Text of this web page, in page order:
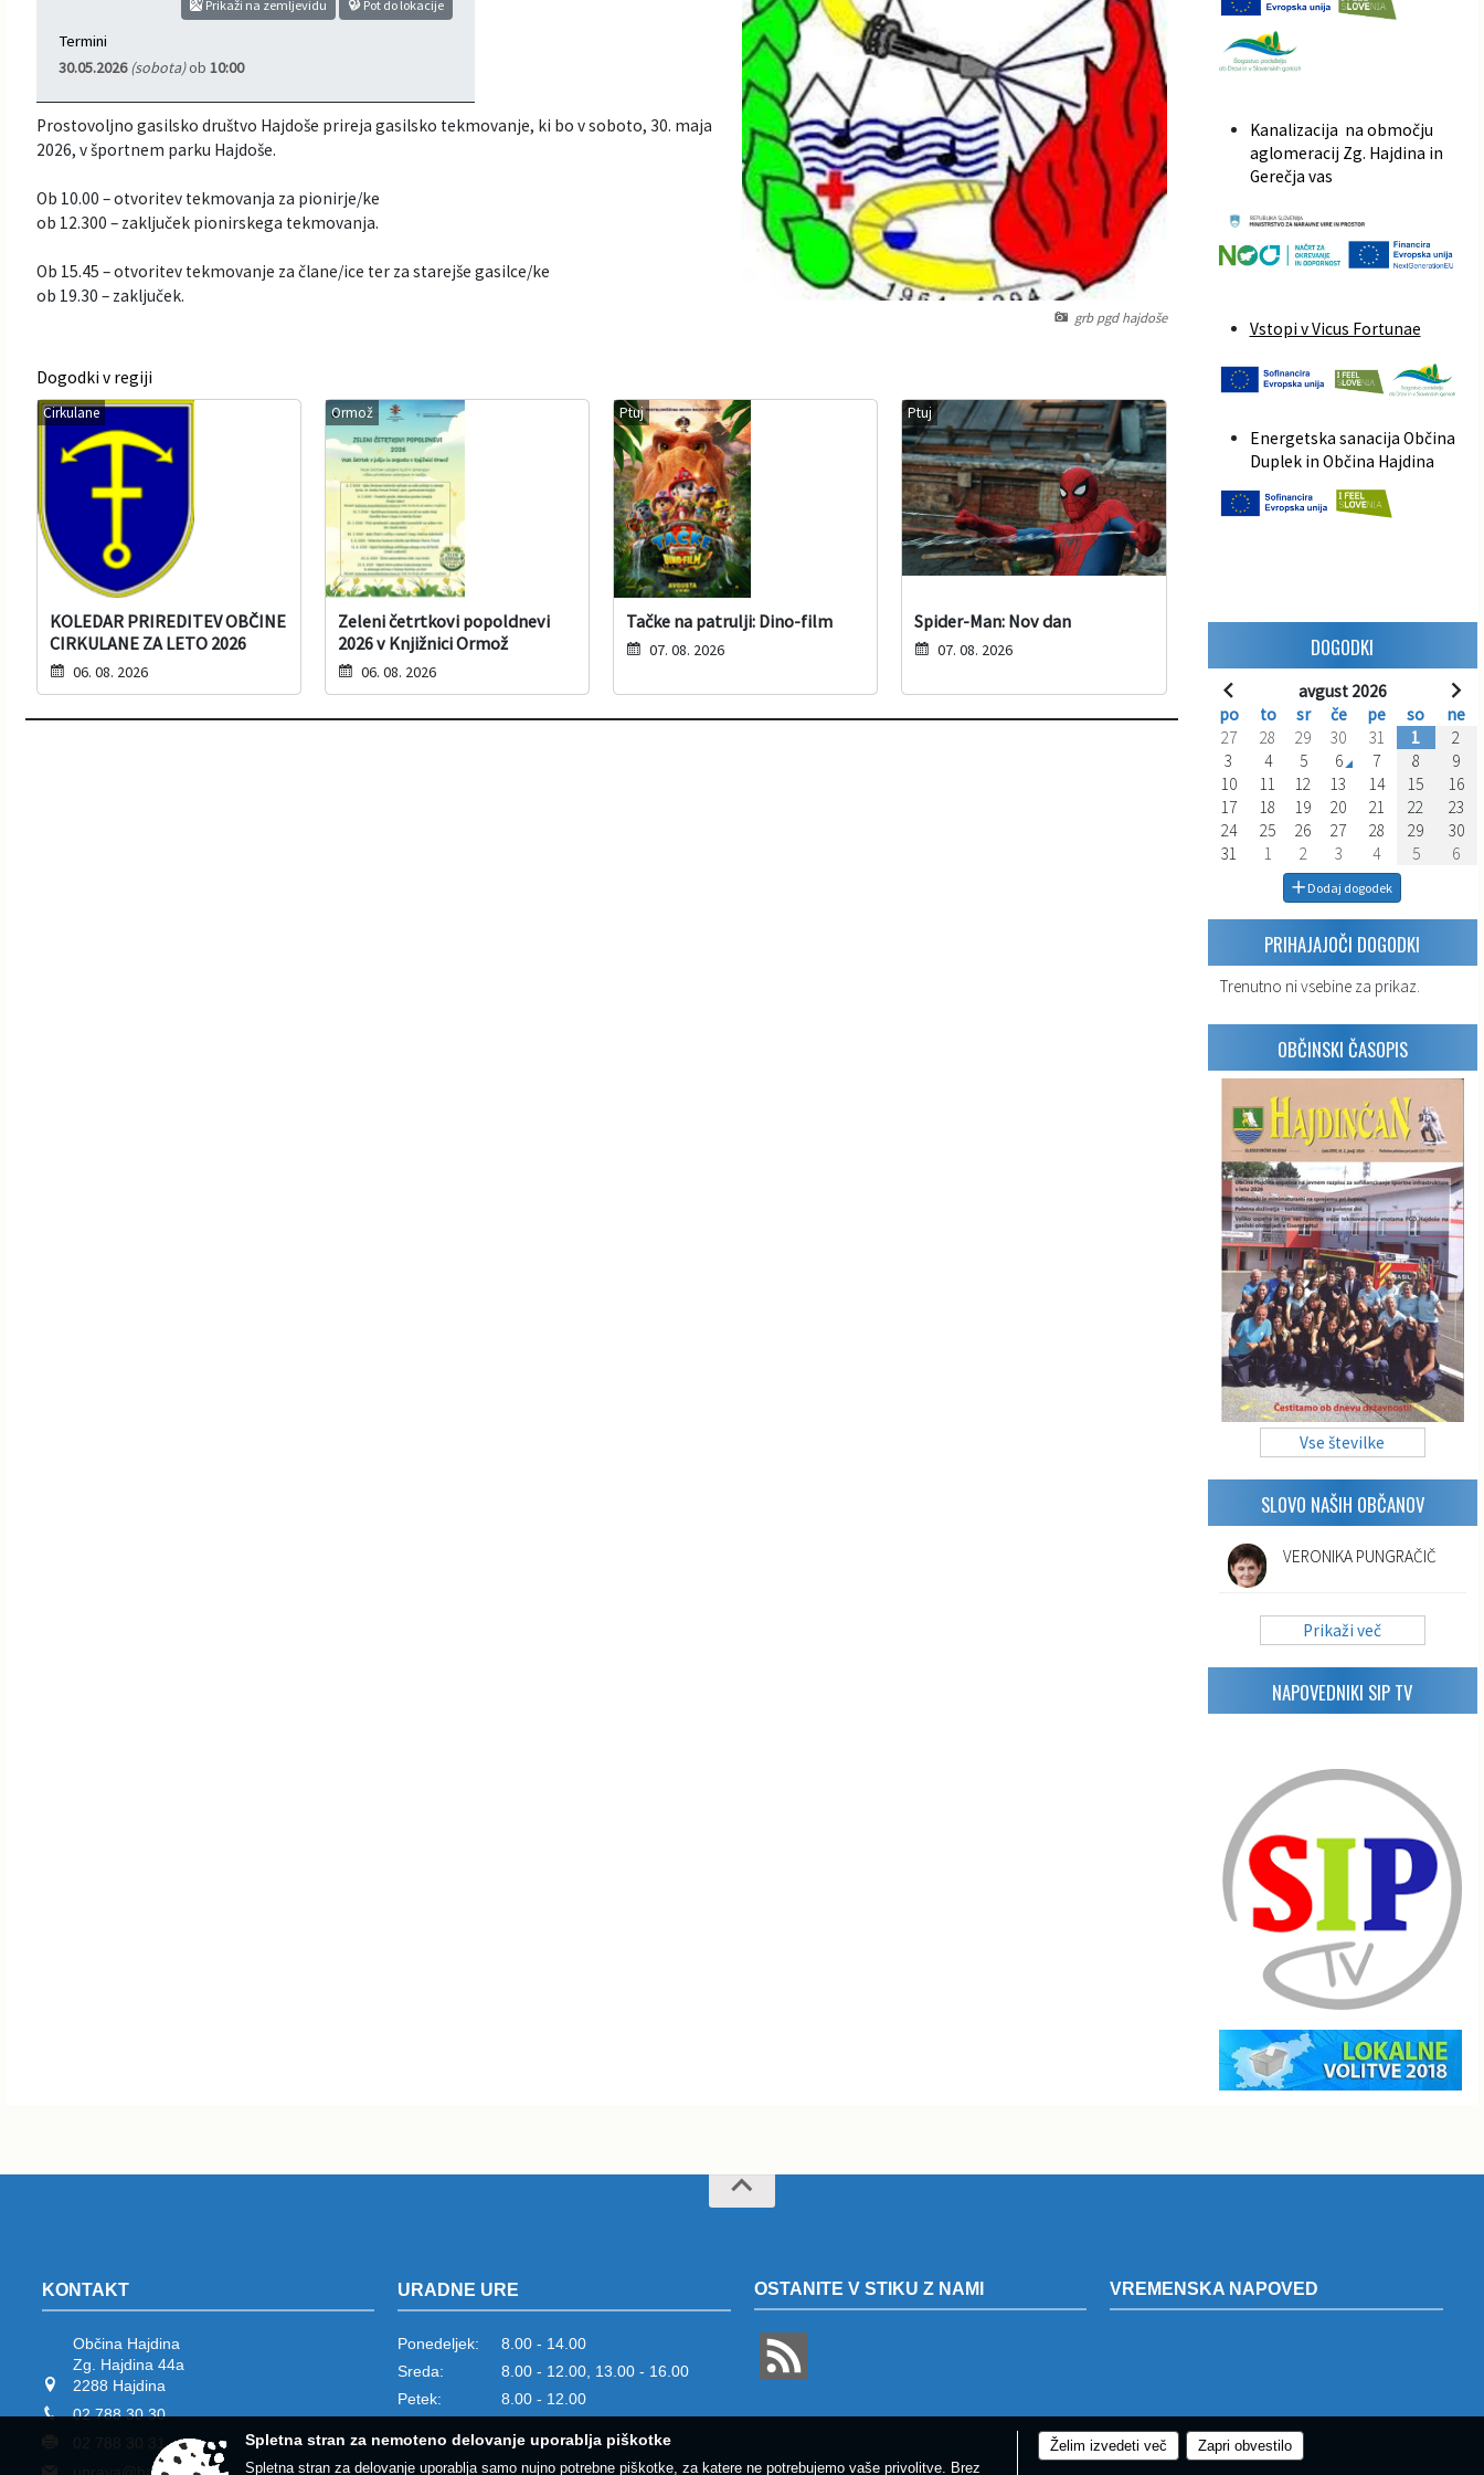
grb pgd hajdoše
Prikaži na zemljevidu Pot do lokacije
Termini
30.05.2026(sobota)ob 10:00
Prostovoljno gasilsko društvo Hajdoše prireja gasilsko tekmovanje, ki bo v soboto, 30. maja
2026, v športnem parku Hajdoše.
Ob 10.00 – otvoritev tekmovanja za pionirje/ke
ob 12.300 – zaključek pionirskega tekmovanja.
Ob 15.45 – otvoritev tekmovanje za člane/ice ter za starejše gasilce/ke
ob 19.30 – zaključek.
Dogodki v regiji
Cirkulane
KOLEDAR PRIREDITEV OBČINE
CIRKULANE ZA LETO 2026
06. 08. 2026
Ormož
Zeleni četrtkovi popoldnevi
2026 v Knjižnici Ormož
06. 08. 2026
Ptuj
Tačke na patrulji: Dino-film
07. 08. 2026
Ptuj
Spider-Man: Nov dan
07. 08. 2026
Kanalizacija na območju
aglomeracij Zg. Hajdina in
Gerečja vas
Vstopi v Vicus Fortunae
Energetska sanacija Občina
Duplek in Občina Hajdina
DOGODKI
avgust 2026
po
to sr če pe so
ne
27
28 29 30 31 1
2
3
4 5 6 7 8
9
10
11 12 13 14 15
16
17
18 19 20 21 22
23
24
25 26 27 28 29
30
31
1 2 3 4 5 6
Dodaj dogodek
PRIHAJAJOČI DOGODKI
Trenutno ni vsebine za prikaz.
OBČINSKI ČASOPIS
Vse številke
SLOVO NAŠIH OBČANOV
VERONIKA PUNGRAČIČ
Prikaži več
NAPOVEDNIKI SIP TV
KONTAKT
Občina Hajdina
Zg. Hajdina 44a
2288 Hajdina
02 788 30 30
URADNE URE
Ponedeljek:
8.00 - 14.00
Sreda:
8.00 - 12.00, 13.00 - 16.00
Petek:
8.00 - 12.00
OSTANITE V STIKU Z NAMI VREMENSKA NAPOVED
Spletna stran za nemoteno delovanje uporablja piškotke
Spletna stran za delovanje uporablja samo nujno potrebne piškotke, za katere ne potrebujemo vaše privolitve. Brez
Želim izvedeti več Zapri obvestilo
Občinski časopis Hajdinčan
Priznanja občine
Napovedniki SIP TV